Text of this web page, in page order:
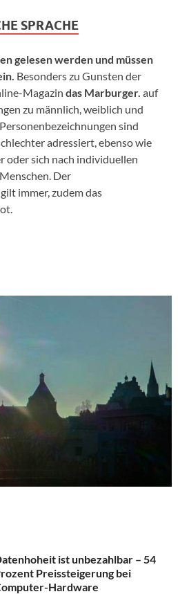
SPRACHE
gelesen werden und müssen
Besonders zu Gunsten der
Magazin das Marburger. auf
zu männlich, weiblich und
sind
adressiert, ebenso wie
oder sich nach individuellen
Der
immer, zudem das
ist unbezahlbar – 54
Preissteigerung bei
Hardware